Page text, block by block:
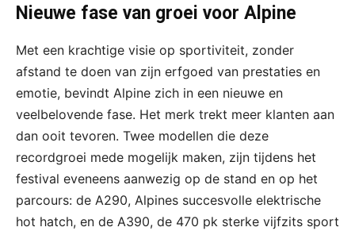
Nieuwe fase van groei voor Alpine
Met een krachtige visie op sportiviteit, zonder
afstand te doen van zijn erfgoed van prestaties en
emotie, bevindt Alpine zich in een nieuwe en
veelbelovende fase. Het merk trekt meer klanten aan
dan ooit tevoren. Twee modellen die deze
recordgroei mede mogelijk maken, zijn tijdens het
festival eveneens aanwezig op de stand en op het
parcours: de A290, Alpines succesvolle elektrische
hot hatch, en de A390, de 470 pk sterke vijfzits sport